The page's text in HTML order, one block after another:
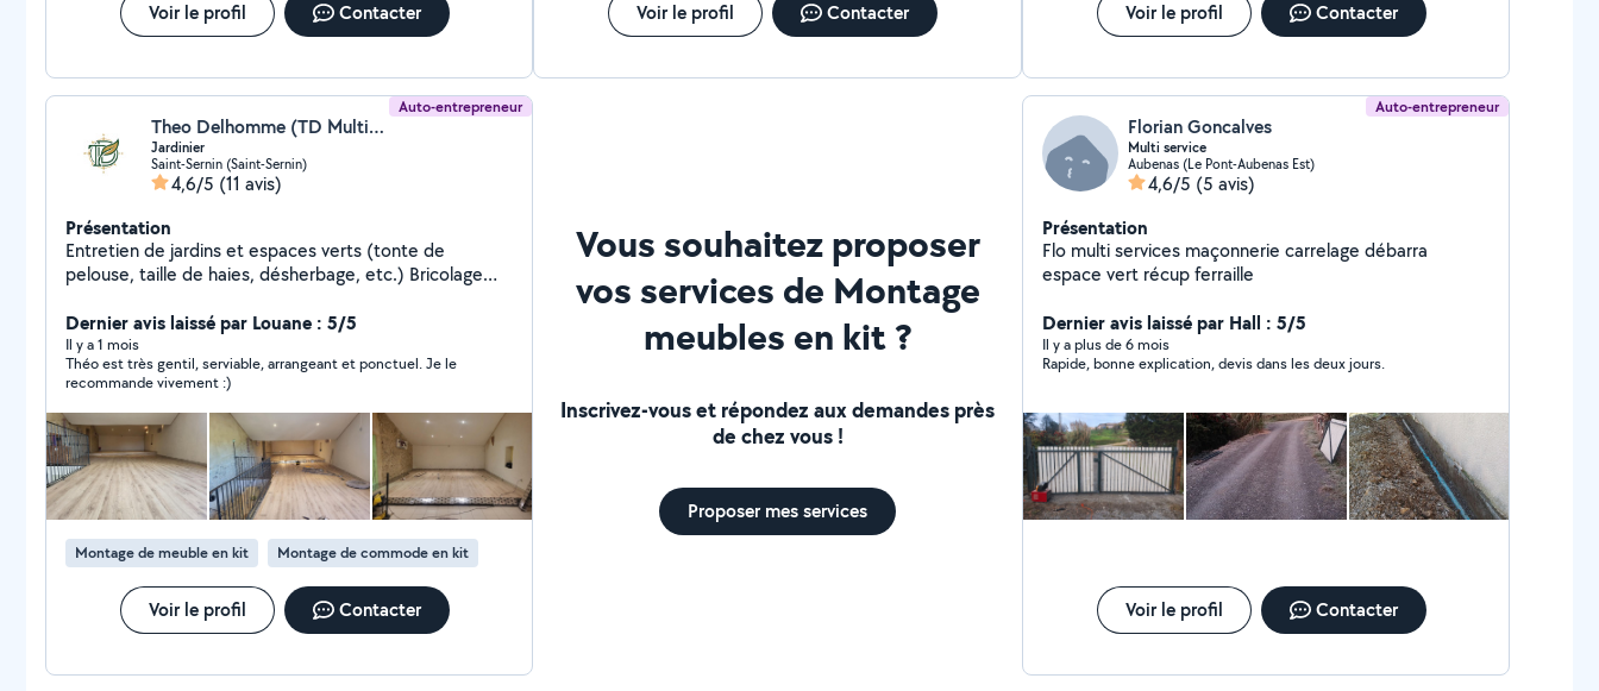
Voir le profil Contacter Voir le profil Contacter Voir le profil Contacter
Auto-entrepreneur
Theo Delhomme (TD Multiservices)
Jardinier
Saint-Sernin (Saint-Sernin)
4,6/5 (11 avis)
Présentation
Entretien de jardins et espaces verts (tonte de
pelouse, taille de haies, désherbage, etc.) Bricolage
peinture, etc.) Conseils personnalisés pour vos projets
de bricolage et d'aménagement extérieur. CESU
acceptés.
Dernier avis laissé par Louane : 5/5
Il y a 1 mois
Théo est très gentil, serviable, arrangeant et ponctuel. Je le
recommande vivement :)
Montage de meuble en kit Montage de commode en kit
Voir le profil Contacter
Vous souhaitez proposer
vos services de Montage
meubles en kit ?
Inscrivez-vous et répondez aux demandes près
de chez vous !
Proposer mes services
Auto-entrepreneur
Florian Goncalves
Multi service
Aubenas (Le Pont-Aubenas Est)
4,6/5 (5 avis)
Présentation
Flo multi services maçonnerie carrelage débarra
espace vert récup ferraille
Dernier avis laissé par Hall : 5/5
Il y a plus de 6 mois
Rapide, bonne explication, devis dans les deux jours.
Voir le profil Contacter